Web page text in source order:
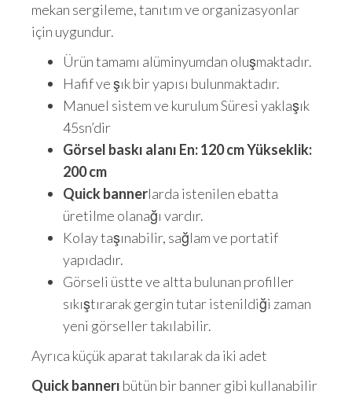
mekan sergileme, tanıtım ve organizasyonlar
için uygundur.
Ürün tamamı alüminyumdan oluşmaktadır.
Hafif ve şık bir yapısı bulunmaktadır.
Manuel sistem ve kurulum Süresi yaklaşık
45sn’dir
Görsel baskı alanı En: 120 cm Yükseklik:
200 cm
Quick bannerlarda istenilen ebatta
üretilme olanağı vardır.
Kolay taşınabilir, sağlam ve portatif
yapıdadır.
Görseli üstte ve altta bulunan profiller
sıkıştırarak gergin tutar istenildiği zaman
yeni görseller takılabilir.
Ayrıca küçük aparat takılarak da iki adet
Quick bannerı bütün bir banner gibi kullanabilir